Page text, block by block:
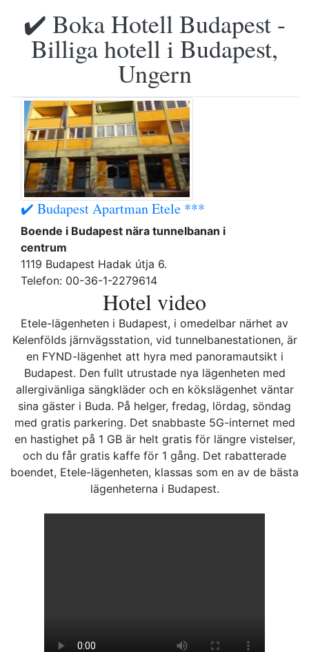
✔️ Boka Hotell Budapest -
Billiga hotell i Budapest,
Ungern
✔️ Budapest Apartman Etele ***
Boende i Budapest nära tunnelbanan i
centrum
1119 Budapest Hadak útja 6.
Telefon: 00-36-1-2279614
Hotel video
Etele-lägenheten i Budapest, i omedelbar närhet av
Kelenfölds järnvägsstation, vid tunnelbanestationen, är
en FYND-lägenhet att hyra med panoramautsikt i
Budapest. Den fullt utrustade nya lägenheten med
allergivänliga sängkläder och en kökslägenhet väntar
sina gäster i Buda. På helger, fredag, lördag, söndag
med gratis parkering. Det snabbaste 5G-internet med
en hastighet på 1 GB är helt gratis för längre vistelser,
och du får gratis kaffe för 1 gång. Det rabatterade
boendet, Etele-lägenheten, klassas som en av de bästa
lägenheterna i Budapest.